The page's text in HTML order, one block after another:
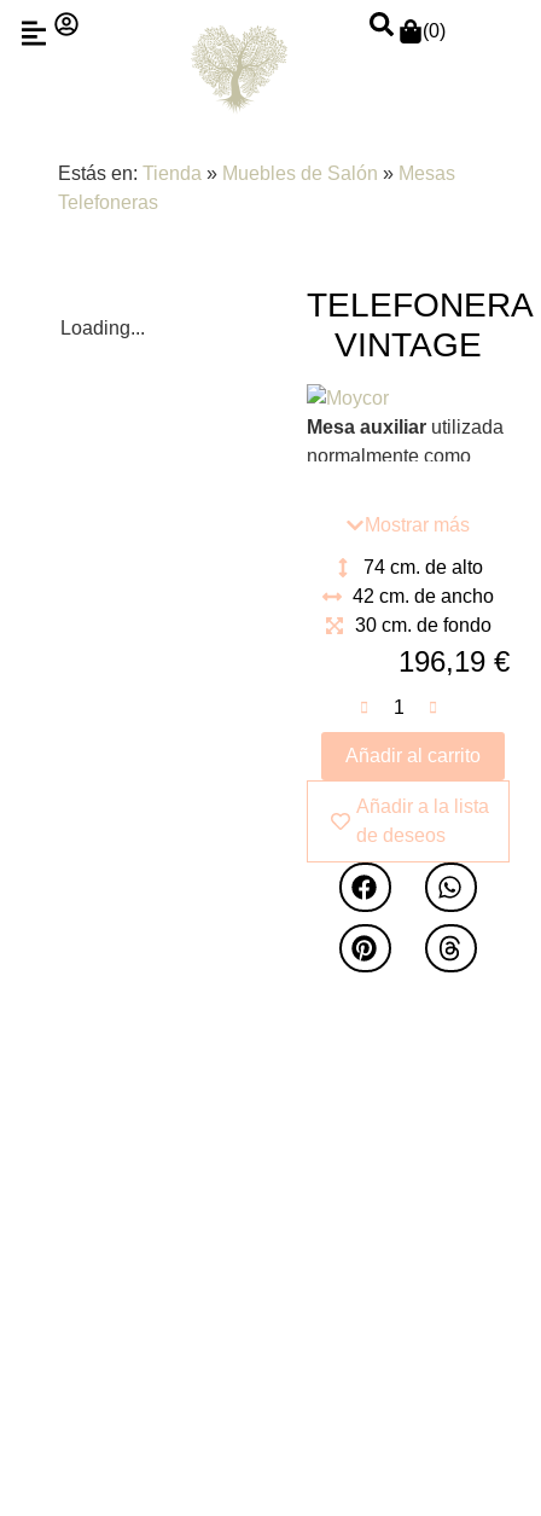
(0)
Estás en: Tienda » Muebles de Salón » Mesas
Telefoneras
Loading...
TELEFONERA
VINTAGE
Mesa auxiliarutilizada
normalmente como
gracias a su tamaño
ubicarla en cualquier
rincón de nuestra casa
Mostrar más
74 cm. de alto
42 cm. de ancho
30 cm. de fondo
196,19 €
Añadir al carrito
Añadir a la lista
de deseos